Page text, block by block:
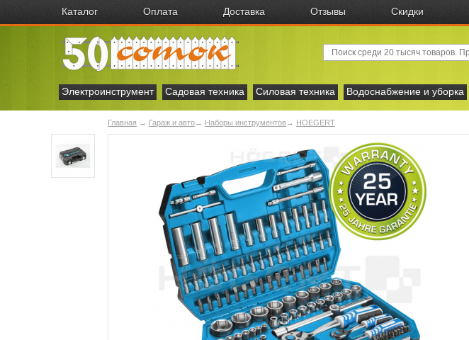
Каталог Оплата Доставка Отзывы Скидки
Электроинструмент
Садовая техника Силовая техника Водоснабжение и уборка
Главная → Гараж и авто→ Наборы инструментов→ HOEGERT